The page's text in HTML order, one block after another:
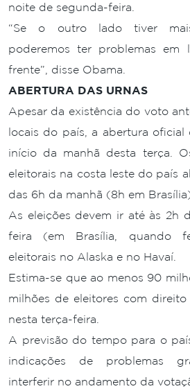
noite de segunda-feira.
“Se o outro lado tiver
poderemos ter problemas em
frente”, disse Obama.
ABERTURA DAS URNAS
Apesar da existência do voto
locais do país, a abertura oficial
início da manhã desta terça.
eleitorais na costa leste do país
das 6h da manhã (8h em
As eleições devem ir até às 2h
feira (em Brasília, quando
eleitorais no Alaska e no Havaí.
Estima-se que ao menos 90
milhões de eleitores com
nesta terça-feira.
A previsão do tempo para o
indicações de problemas
interferir no andamento da